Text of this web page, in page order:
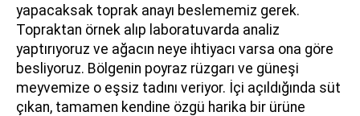
yapacaksak toprak anayı beslememiz gerek.
Topraktan örnek alıp laboratuvarda analiz
yaptırıyoruz ve ağacın neye ihtiyacı varsa ona göre
besliyoruz. Bölgenin poyraz rüzgarı ve güneşi
meyvemize o eşsiz tadını veriyor. İçi açıldığında süt
çıkan, tamamen kendine özgü harika bir ürüne